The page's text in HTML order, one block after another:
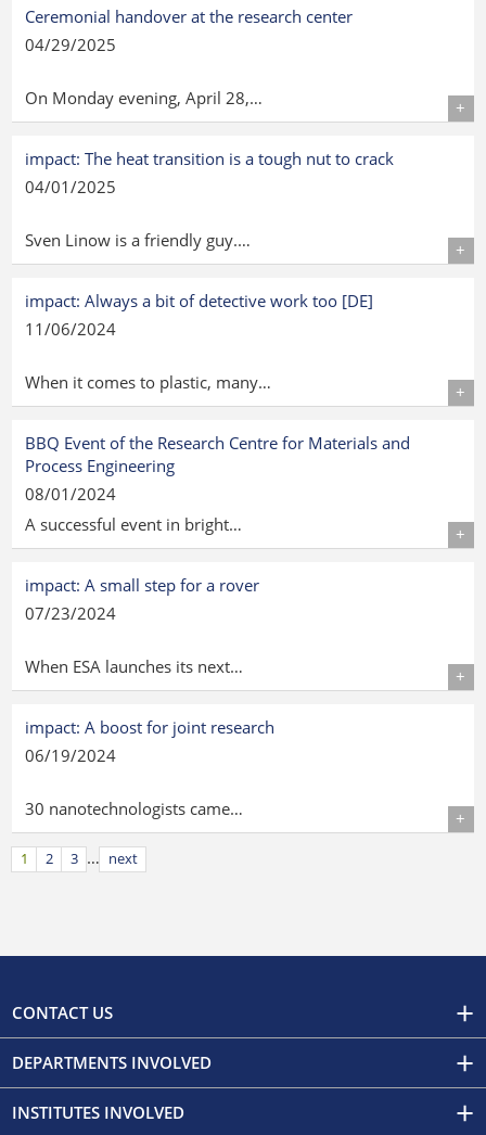
Ceremonial handover at the research center
04/29/2025
On Monday evening, April 28,…
Details
impact: The heat transition is a tough nut to crack
04/01/2025
Sven Linow is a friendly guy.…
Details
impact: Always a bit of detective work too [DE]
11/06/2024
When it comes to plastic, many…
Details
BBQ Event of the Research Centre for Materials and
Process Engineering
08/01/2024
A successful event in bright…
Details
impact: A small step for a rover
07/23/2024
When ESA launches its next…
Details
impact: A boost for joint research
06/19/2024
30 nanotechnologists came…
Details
1 2 3 … next
CONTACT US
DEPARTMENTS INVOLVED
INSTITUTES INVOLVED